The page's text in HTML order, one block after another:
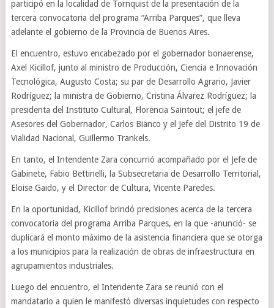
participó en la localidad de Tornquist de la presentación de la
tercera convocatoria del programa “Arriba Parques”, que lleva
adelante el gobierno de la Provincia de Buenos Aires.
El encuentro, estuvo encabezado por el gobernador bonaerense,
Axel Kicillof, junto al ministro de Producción, Ciencia e Innovación
Tecnológica, Augusto Costa; su par de Desarrollo Agrario, Javier
Rodríguez; la ministra de Gobierno, Cristina Álvarez Rodríguez; la
presidenta del Instituto Cultural, Florencia Saintout; el jefe de
Asesores del Gobernador, Carlos Bianco y el Jefe del Distrito 19 de
Vialidad Nacional, Guillermo Trankels.
En tanto, el Intendente Zara concurrió acompañado por el Jefe de
Gabinete, Fabio Bettinelli, la Subsecretaria de Desarrollo Territorial,
Eloise Gaido, y el Director de Cultura, Vicente Paredes.
En la oportunidad, Kicillof brindó precisiones acerca de la tercera
convocatoria del programa Arriba Parques, en la que -anunció- se
duplicará el monto máximo de la asistencia financiera que se otorga
a los municipios para la realización de obras de infraestructura en
agrupamientos industriales.
Luego del encuentro, el Intendente Zara se reunió con el
mandatario a quien le manifestó diversas inquietudes con respecto